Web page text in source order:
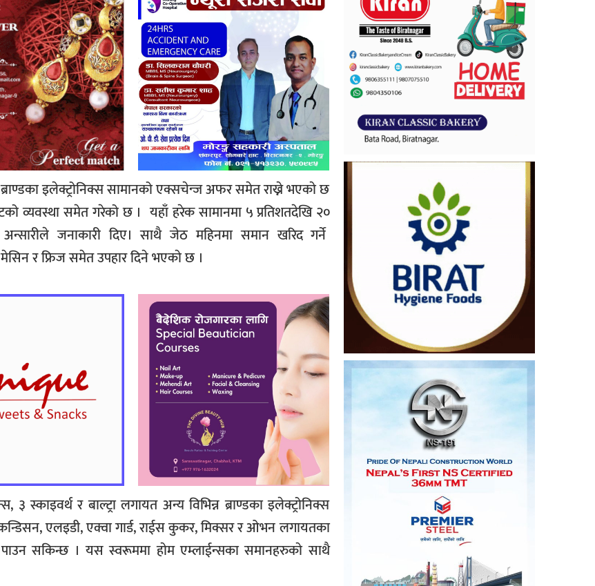
इलेक्ट्रोनिक्स सामानको एक्सचेन्ज अफर समेत राख्ने भएकाे छ
व्यवस्था समेत गरेको छ । यहाँ हरेक सामानमा ५ प्रतिशतदेखि २०
जनाकारी दिए। साथै जेठ महिनमा समान खरिद गर्ने
र फ्रिज समेत उपहार दिने भएकाे छ ।
स्काइवर्थ र बाल्ट्रा लगायत अन्य विभिन्न ब्राण्डका इलेक्ट्रोनिक्स
एलइडी, एक्वा गार्ड, राईस कुकर, मिक्सर र ओभन लगायतका
सकिन्छ । यस स्वरूममा हाेम एम्लाईन्सका समानहरुकाे साथै